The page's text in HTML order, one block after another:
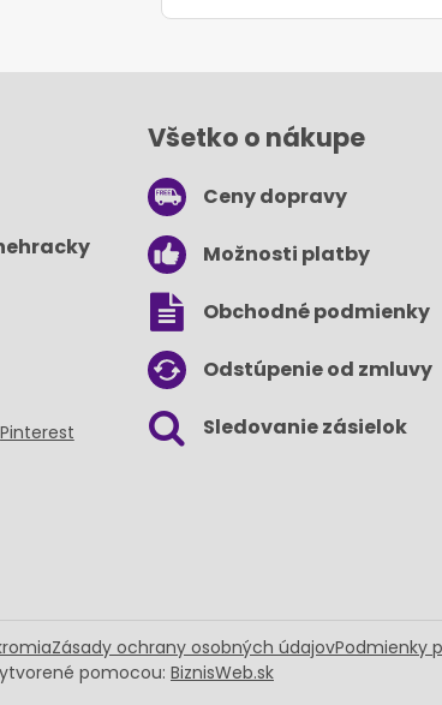
Pinterest
Všetko o nákupe
Ceny dopravy
Možnosti platby
Obchodné podmienky
Odstúpenie od zmluvy
Sledovanie zásielok
Zásady ochrany osobných údajovPodmienky
pomocou: BiznisWeb.sk